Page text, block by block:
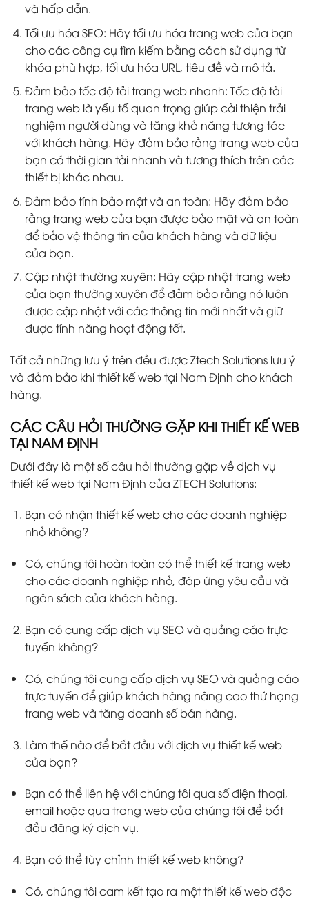
và hấp dẫn.
Tối ưu hóa SEO: Hãy tối ưu hóa trang web của bạn
cho các công cụ tìm kiếm bằng cách sử dụng từ
khóa phù hợp, tối ưu hóa URL, tiêu đề và mô tả.
Đảm bảo tốc độ tải trang web nhanh: Tốc độ tải
trang web là yếu tố quan trọng giúp cải thiện trải
nghiệm người dùng và tăng khả năng tương tác
với khách hàng. Hãy đảm bảo rằng trang web của
bạn có thời gian tải nhanh và tương thích trên các
thiết bị khác nhau.
Đảm bảo tính bảo mật và an toàn: Hãy đảm bảo
rằng trang web của bạn được bảo mật và an toàn
để bảo vệ thông tin của khách hàng và dữ liệu
của bạn.
Cập nhật thường xuyên: Hãy cập nhật trang web
của bạn thường xuyên để đảm bảo rằng nó luôn
được cập nhật với các thông tin mới nhất và giữ
được tính năng hoạt động tốt.
Tất cả những lưu ý trên đều được Ztech Solutions lưu ý
và đảm bảo khi thiết kế web tại Nam Định cho khách
hàng.
CÁC CÂU HỎI THƯỜNG GẶP KHI THIẾT KẾ WEB
TẠI NAM ĐỊNH
Dưới đây là một số câu hỏi thường gặp về dịch vụ
thiết kế web tại Nam Định của ZTECH Solutions:
Bạn có nhận thiết kế web cho các doanh nghiệp
nhỏ không?
Có, chúng tôi hoàn toàn có thể thiết kế trang web
cho các doanh nghiệp nhỏ, đáp ứng yêu cầu và
ngân sách của khách hàng.
Bạn có cung cấp dịch vụ SEO và quảng cáo trực
tuyến không?
Có, chúng tôi cung cấp dịch vụ SEO và quảng cáo
trực tuyến để giúp khách hàng nâng cao thứ hạng
trang web và tăng doanh số bán hàng.
Làm thế nào để bắt đầu với dịch vụ thiết kế web
của bạn?
Bạn có thể liên hệ với chúng tôi qua số điện thoại,
email hoặc qua trang web của chúng tôi để bắt
đầu đăng ký dịch vụ.
Bạn có thể tùy chỉnh thiết kế web không?
Có, chúng tôi cam kết tạo ra một thiết kế web độc